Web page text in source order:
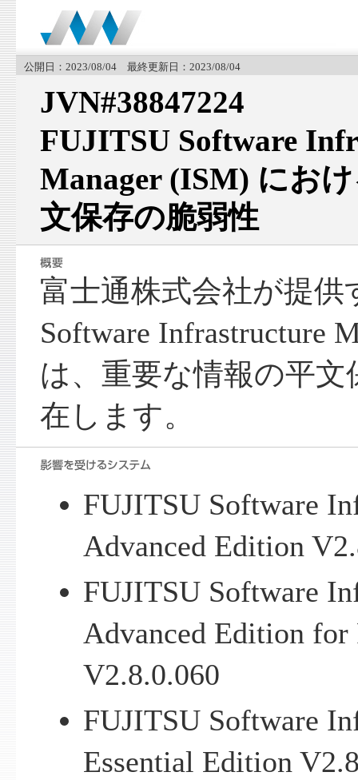
公開日：2023/08/04 最終更新日：2023/08/04
JVN#38847224
FUJITSU Software
Manager (ISM) にお
文保存の脆弱性
富士通株式会社が提供
Software Infrastructure
は、重要な情報の平
在します。
FUJITSU Software
Advanced Edition
FUJITSU Software
Advanced Edition
V2.8.0.060
FUJITSU Software
Essential Edition